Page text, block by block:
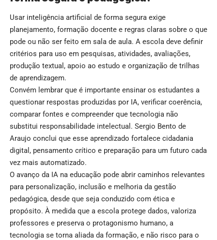
Usar inteligência artificial de forma segura exige
planejamento, formação docente e regras claras sobre o que
pode ou não ser feito em sala de aula. A escola deve definir
critérios para uso em pesquisas, atividades, avaliações,
produção textual, apoio ao estudo e organização de trilhas
de aprendizagem.
Convém lembrar que é importante ensinar os estudantes a
questionar respostas produzidas por IA, verificar coerência,
comparar fontes e compreender que tecnologia não
substitui responsabilidade intelectual. Sergio Bento de
Araujo conclui que esse aprendizado fortalece cidadania
digital, pensamento crítico e preparação para um futuro cada
vez mais automatizado.
O avanço da IA na educação pode abrir caminhos relevantes
para personalização, inclusão e melhoria da gestão
pedagógica, desde que seja conduzido com ética e
propósito. À medida que a escola protege dados, valoriza
professores e preserva o protagonismo humano, a
tecnologia se torna aliada da formação, e não risco para o